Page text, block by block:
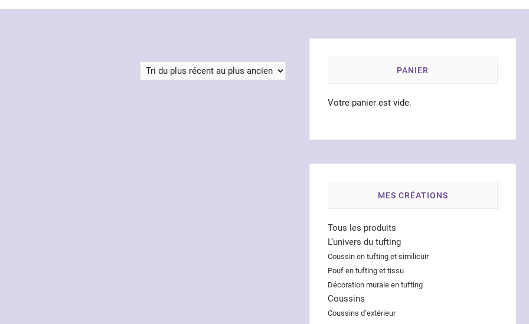
PANIER
Votre panier est vide.
MES CRÉATIONS
Tous les produits
L’univers du tufting
Coussin en tufting et similicuir
Pouf en tufting et tissu
Décoration murale en tufting
Coussins
Coussins d’extérieur